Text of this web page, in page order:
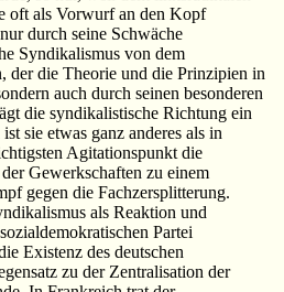
oft als Vorwurf an den Kopf
durch seine Schwäche
Syndikalismus von dem
der die Theorie und die Prinzipien in
auch durch seinen besonderen
die syndikalistische Richtung ein
sie etwas ganz anderes als in
Agitationspunkt die
Gewerkschaften zu einem
gegen die Fachzersplitterung.
als Reaktion und
Partei
Existenz des deutschen
zu der Zentralisation der